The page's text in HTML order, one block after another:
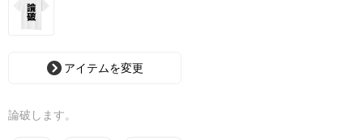
アイテムを変更
論破します。